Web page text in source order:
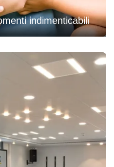
indimenticabili